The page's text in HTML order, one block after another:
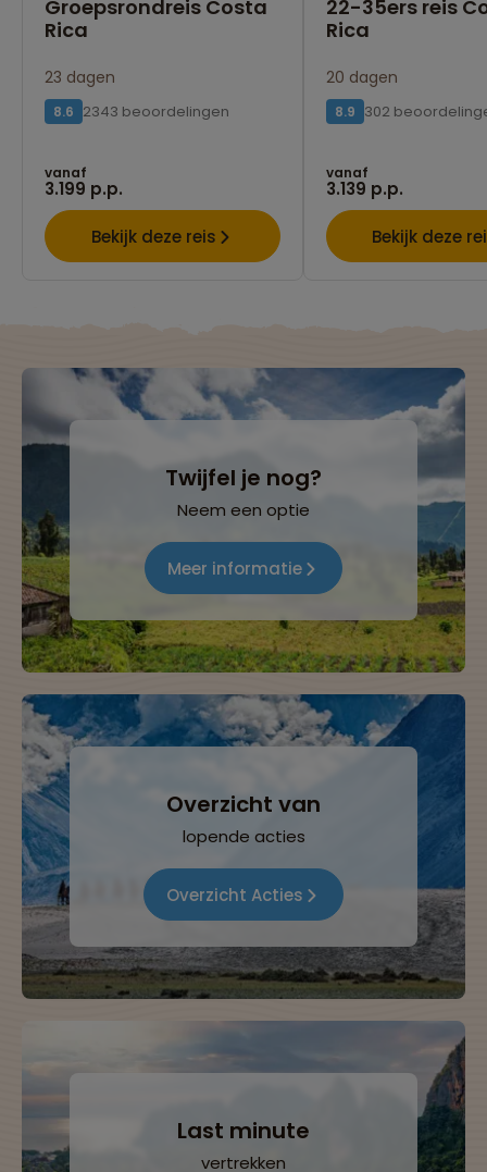
Groepsrondreis Costa
Rica
23 dagen
8.6 2343 beoordelingen
vanaf
3.199 p.p.
Bekijk deze reis
22-35ers reis
Rica
20 dagen
8.9 302
vanaf
3.139 p.p.
Bekijk deze
Twijfel je nog?
Neem een optie
Meer informatie
Overzicht van
lopende acties
Overzicht Acties
Last minute
vertrekken